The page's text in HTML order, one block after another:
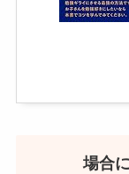
場合